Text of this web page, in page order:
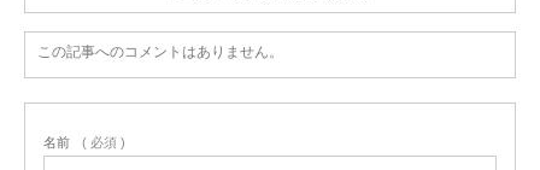
この記事へのコメントはありません。
名前 ( 必須 )